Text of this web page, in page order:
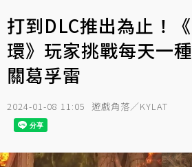
打到DLC推出為止！
環》玩家挑戰每天一
關葛孚雷
2024-01-08 11:05 遊戲角落／KYLAT